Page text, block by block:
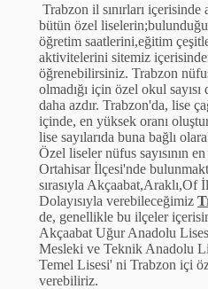
Trabzon il sınırları içerisinde
bütünözel
öğretim saatlerini,eğitimç
aktivitelerini sitemiz iç
öğrenebilirsiniz. Trabzon nü
olmadığı içinözel okul
daha azdır. Trabzon'da, liseç
içinde, en yüksek oranı
lise sayılarıda buna bağlı
Özel liseler nüfus sayısının
Ortahisar İlçesi'nde
sırasıyla Akçaabat,Araklı,Of
Dolayısıyla verebileceğimiz
de, genellikle bu ilçeler iç
Akçaabat Uğur Anadolu
Mesleki ve Teknik Anadolu
Temel Lisesi' ni Trabzon içiö
verebiliriz.